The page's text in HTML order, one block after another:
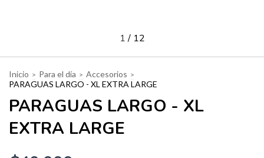
1/ 12
Inicio > Para el día > Accesorios >
PARAGUAS LARGO - XL EXTRA LARGE
PARAGUAS LARGO - XL
EXTRA LARGE